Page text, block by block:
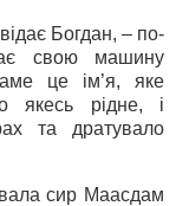
Богдан, – по-
свою машину
це ім’я, яке
якесь рідне, і
та дратувало
сир Маасдам